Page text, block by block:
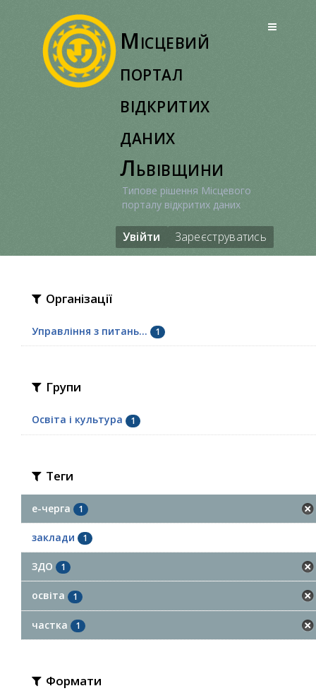
Місцевий
портал
відкритих
даних
Львівщини
Типове рішення Місцевого
порталу відкритих даних
Увійти Зареєструватись
Організації
Управління з питань... 1
Групи
Освіта і культура 1
Теги
е-черга 1
заклади 1
ЗДО 1
освіта 1
частка 1
Формати